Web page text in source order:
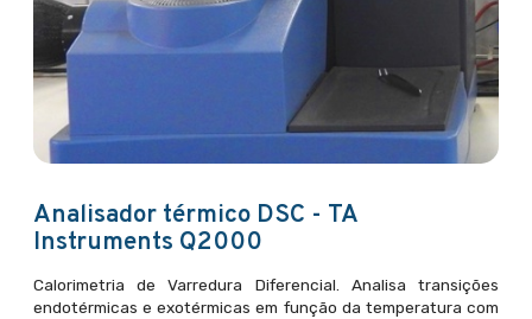
Analisador térmico DSC - TA
Instruments Q2000
Calorimetria de Varredura Diferencial. Analisa transições
endotérmicas e exotérmicas em função da temperatura com